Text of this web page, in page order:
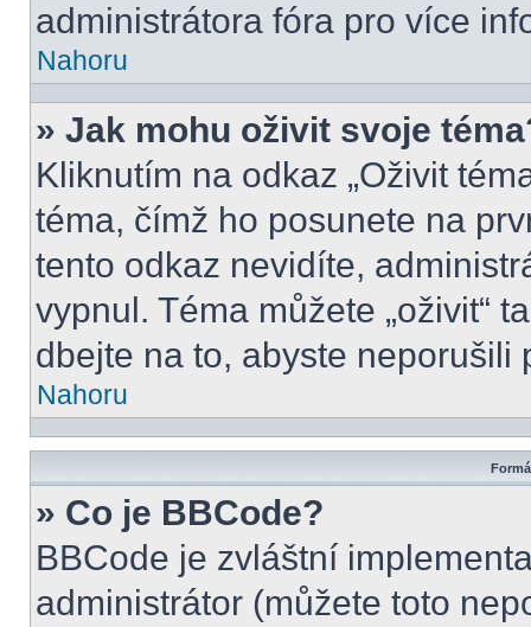
administrátora fóra pro více
Nahoru
» Jak mohu oživit svoje
Kliknutím na odkaz „Oživit
téma, čímž ho posunete na
tento odkaz nevidíte,
vypnul. Téma můžete „oživit“
dbejte na to, abyste neporušili
Nahoru
» Co je BBCode?
BBCode je zvláštní
administrátor (můžete toto